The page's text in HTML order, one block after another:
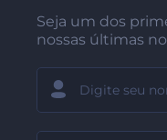
Seja um dos
nossas últimas